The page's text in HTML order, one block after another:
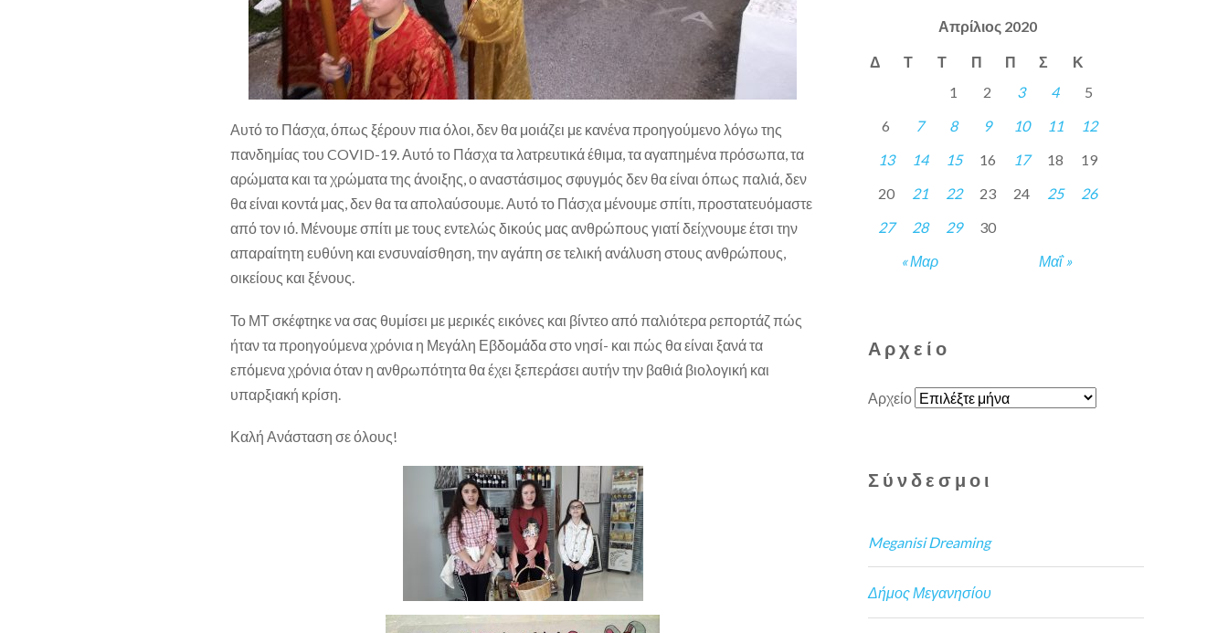
Αυτό το Πάσχα, όπως ξέρουν πια όλοι, δεν θα μοιάζει με κανένα προηγούμενο λόγω της
πανδημίας του COVID-19.Αυτό το Πάσχα τα λατρευτικά έθιμα, τα αγαπημένα πρόσωπα, τα
αρώματα και τα χρώματα της άνοιξης, ο αναστάσιμος σφυγμός δεν θα είναι όπως παλιά, δεν
θα είναι κοντά μας, δεν θα τα απολαύσουμε. Αυτό το Πάσχα μένουμε σπίτι, προστατευόμαστε
από τον ιό. Μένουμε σπίτι με τους εντελώς δικούς μας ανθρώπους γιατί δείχνουμε έτσι την
απαραίτητη ευθύνη και ενσυναίσθηση, την αγάπη σε τελική ανάλυση στους ανθρώπους,
οικείους και ξένους.
Το ΜΤ σκέφτηκε να σας θυμίσει με μερικές εικόνες και βίντεο από παλιότερα ρεπορτάζ πώς
ήταν τα προηγούμενα χρόνια η Μεγάλη Εβδομάδα στο νησί- και πώς θα είναι ξανά τα
επόμενα χρόνια όταν η ανθρωπότητα θα έχει ξεπεράσει αυτήν την βαθιά βιολογική και
υπαρξιακή κρίση.
Καλή Ανάσταση σε όλους!
Απρίλιος 2020
Δ Τ Τ Π Π Σ Κ
« Μαρ Μαΐ »
1 2 3 4
5
6
7 8 9 10 11
12
13
14 15 16 17 18
19
20
21 22 23 24 25
26
27
28 29 30
Αρχείο
Αρχείο
Σύνδεσμοι
Meganisi Dreaming
Δήμος Μεγανησίου